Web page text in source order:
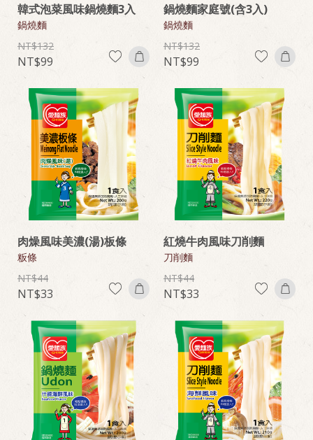
韓式泡菜風味鍋燒麵3入
鍋燒麵
132
99
鍋燒麵家庭號(含3入)
鍋燒麵
132
99
肉燥風味美濃(湯)板條
粄條
44
33
紅燒牛肉風味刀削麵
刀削麵
44
33